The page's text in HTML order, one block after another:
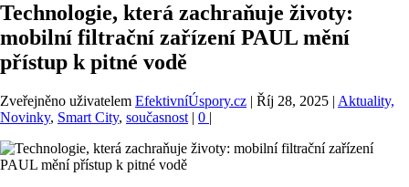
Technologie, která zachraňuje životy:
mobilní filtrační zařízení PAUL mění
přístup k pitné vodě
Zveřejněno uživatelem EfektivníÚspory.cz | Říj 28, 2025 | Aktuality,
Novinky, Smart City, současnost | 0 |